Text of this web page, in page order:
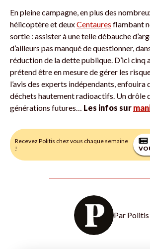
En pleine campagne, en plus des
hélicoptère et deuxCentaures flambant
sortie : assister à une telle débauche
d’ailleurs pas manqué de questionner,
réduction de la dette publique. D’ici cinq
prétend être en mesure de gérer les
l’avis des experts indépendants, enfouira
déchets hautement radioactifs. Un drôle
générations futures… Les infos sur
Recevez Politis chez vous chaque semaine
!
Par Politis